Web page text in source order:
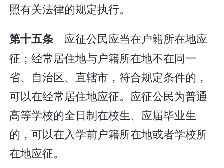
照有关法律的规定执行。
第十五条 应征公民应当在户籍所在地应
征；经常居住地与户籍所在地不在同一
省、自治区、直辖市，符合规定条件的，
可以在经常居住地应征。应征公民为普通
高等学校的全日制在校生、应届毕业生
的，可以在入学前户籍所在地或者学校所
在地应征。